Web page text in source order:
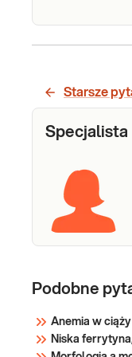
Ferrytyna
Starsze
Specjalista
Podobne
Anemia w
Niska